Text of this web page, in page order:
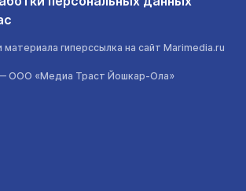
материала гиперссылка на сайт Marimedia.ru
ООО «Медиа Траст Йошкар-Ола»